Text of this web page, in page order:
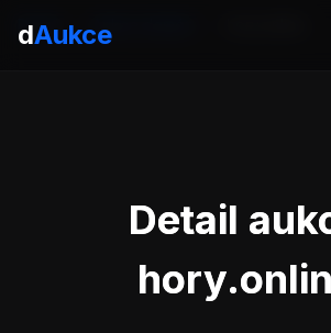
dAukce
Domů
Detail